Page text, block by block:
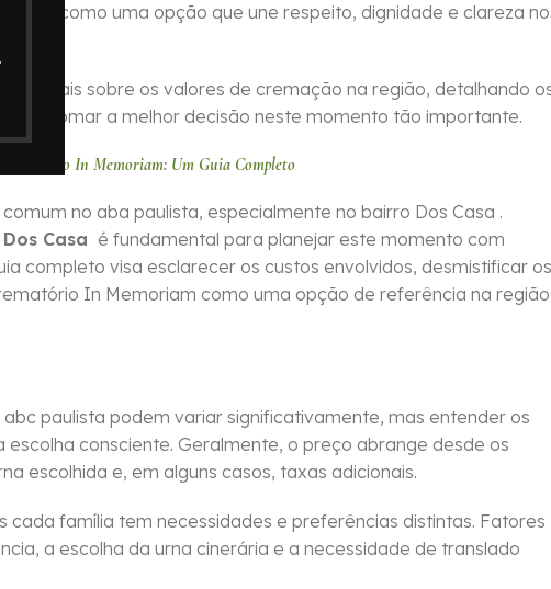
surge como uma opção que une respeito, dignidade e clareza
sobre os valores de cremação na região, detalhando
a tomar a melhor decisão neste momento tão importante.
In Memoriam: Um Guia Completo
no aba paulista, especialmente no bairro Dos Casa .
Casa é fundamental para planejar este momento com
completo visa esclarecer os custos envolvidos, desmistificar os
In Memoriam como uma opção de referência na região
abc paulista podem variar significativamente, mas entender os
consciente. Geralmente, o preço abrange desde os
escolhida e, em alguns casos, taxas adicionais.
família tem necessidades e preferências distintas. Fatores
a escolha da urna cinerária e a necessidade de translado